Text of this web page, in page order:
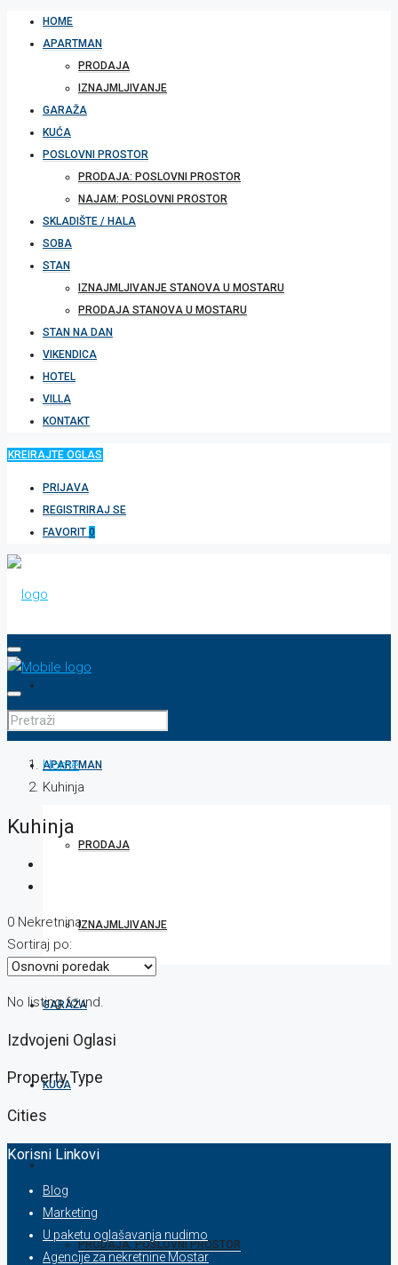
HOME
APARTMAN
PRODAJA
IZNAJMLJIVANJE
GARAŽA
KUĆA
POSLOVNI PROSTOR
PRODAJA: POSLOVNI PROSTOR
NAJAM: POSLOVNI PROSTOR
SKLADIŠTE / HALA
SOBA
STAN
IZNAJMLJIVANJE STANOVA U MOSTARU
PRODAJA STANOVA U MOSTARU
STAN NA DAN
VIKENDICA
HOTEL
VILLA
KONTAKT
KREIRAJTE OGLAS
PRIJAVA
REGISTRIRAJ SE
FAVORIT 0
APARTMAN
PRODAJA
IZNAJMLJIVANJE
GARAŽA
KUĆA
PRODAJA: POSLOVNI PROSTOR
Home
Kuhinja
Kuhinja
0 Nekretnina
Sortiraj po:
No listing found.
Izdvojeni Oglasi
Property Type
Cities
Korisni Linkovi
Blog
Marketing
U paketu oglašavanja nudimo
Agencije za nekretnine Mostar